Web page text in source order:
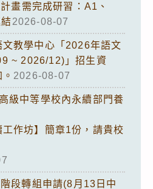
畫需完成研習：A1、
2026-08-07
文教學中心「2026年語文
~ 2026/12)」招生資
2026-08-07
級中等學校內永續部門養
作坊】簡章1份，請貴校
段轉組申請(8月13日中